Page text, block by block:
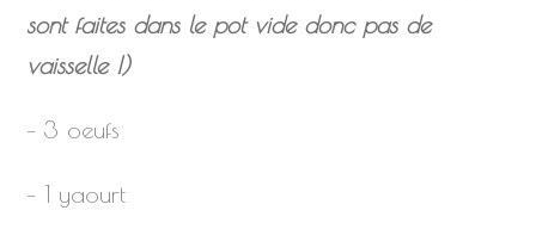
sont faites dans le pot vide donc pas de
vaisselle !)
– 3 oeufs
– 1 yaourt